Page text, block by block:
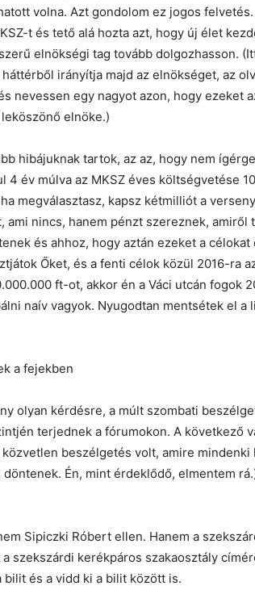
volna. Azt gondolom ez jogos
t és tető alá hozta azt, hogy új élet
elnökségi tag tovább dolgozhasson.
irányítja majd az elnökséget, az
nevessen egy nagyot azon, hogy ezeket
elnöke.)
hibájuknak tartok, az az, hogy nem
4 év múlva az MKSZ éves költségvetése
megválasztasz, kapsz kétmilliót a
nincs, hanem pénzt szereznek, amiről
és ahhoz, hogy aztán ezeket a célokat
Őket, és a fenti célok közül 2016-ra
ft-ot, akkor én a Váci utcán fogok
naív vagyok. Nyugodtan mentsétek el a
a fejekben
olyan kérdésre, a múlt szombati
terjednek a fórumokon. A következő
beszélgetés volt, amire mindenki
Én, mint érdeklődő, elmentem
Sipiczki Róbert ellen. Hanem a
szekszárdi kerékpáros szakaosztály
és a vidd ki a bilit között is.